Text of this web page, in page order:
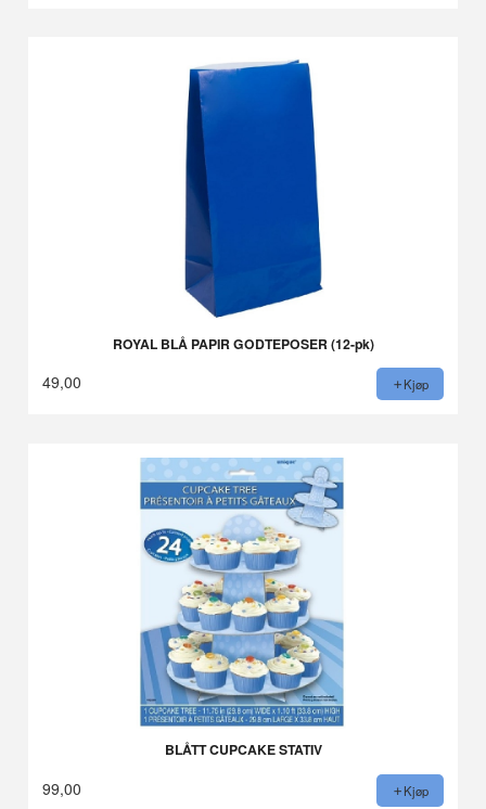
ROYAL BLÅ PAPIR GODTEPOSER (12-pk)
49,00 Kjøp
BLÅTT CUPCAKE STATIV
99,00 Kjøp